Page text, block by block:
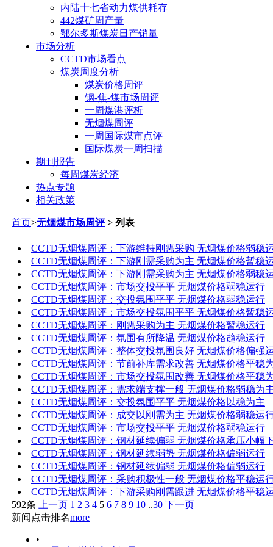
内陆十七省动力煤供耗存
442煤矿周产量
鄂尔多斯煤炭日产销量
市场分析
CCTD市场看点
煤炭周度分析
煤炭价格周评
钢-焦-煤市场周评
一周煤港评析
无烟煤周评
一周国际煤市点评
国际煤炭一周扫描
期刊报告
每周煤炭经济
热点专题
相关政策
首页>无烟煤市场周评> 列表
CCTD无烟煤周评：下游维持刚需采购 无烟煤价格弱稳
CCTD无烟煤周评：下游刚需采购为主 无烟煤价格暂稳
CCTD无烟煤周评：下游刚需采购为主 无烟煤价格弱稳
CCTD无烟煤周评：市场交投平平 无烟煤价格弱稳运行
CCTD无烟煤周评：交投氛围平平 无烟煤价格弱稳运行
CCTD无烟煤周评：市场交投氛围平平 无烟煤价格暂稳
CCTD无烟煤周评：刚需采购为主 无烟煤价格暂稳运行
CCTD无烟煤周评：氛围有所降温 无烟煤价格趋稳运行
CCTD无烟煤周评：整体交投氛围良好 无烟煤价格偏强
CCTD无烟煤周评：节前补库需求改善 无烟煤价格平稳
CCTD无烟煤周评：市场交投氛围改善 无烟煤价格平稳
CCTD无烟煤周评：需求端支撑一般 无烟煤价格弱稳为
CCTD无烟煤周评：交投氛围平平 无烟煤价格以稳为主
CCTD无烟煤周评：成交以刚需为主 无烟煤价格弱稳运
CCTD无烟煤周评：市场交投平平 无烟煤价格弱稳运行
CCTD无烟煤周评：钢材延续偏弱 无烟煤价格承压小幅
CCTD无烟煤周评：钢材延续弱势 无烟煤价格偏弱运行
CCTD无烟煤周评：钢材延续偏弱 无烟煤价格偏弱运行
CCTD无烟煤周评：采购积极性一般 无烟煤价格平稳运
CCTD无烟煤周评：下游采购刚需跟进 无烟煤价格平稳
592条
上一页 1 2 3 4 5 6 7 8 9 10 ..30 下一页
新闻点击排名more
•